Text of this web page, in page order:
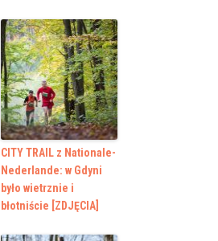
CITY TRAIL z Nationale-
Nederlande: w Gdyni
było wietrznie i
błotniście [ZDJĘCIA]